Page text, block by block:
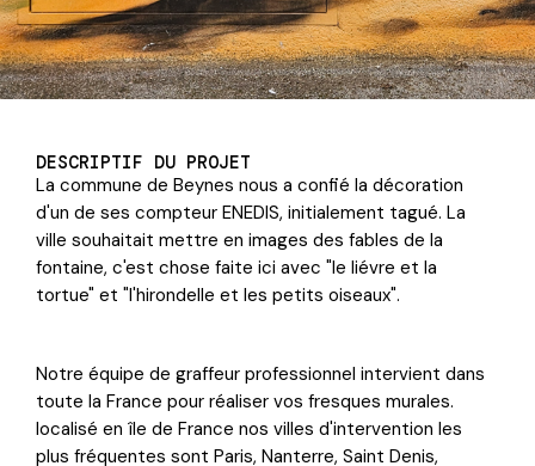
DESCRIPTIF DU PROJET
La commune de Beynes nous a confié la décoration
d'un de ses compteur ENEDIS, initialement tagué. La
ville souhaitait mettre en images des fables de la
fontaine, c'est chose faite ici avec "le liévre et la
tortue" et "l'hirondelle et les petits oiseaux".
Notre équipe de graffeur professionnel intervient dans
toute la France pour réaliser vos fresques murales.
localisé en île de France nos villes d'intervention les
plus fréquentes sont Paris, Nanterre, Saint Denis,